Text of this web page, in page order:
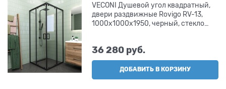
VECONI Душевой угол квадратный,
двери раздвижные Rovigo RV-13,
1000x1000x1950, черный, стекло
36 280 руб.
ДОБАВИТЬ В КОРЗИНУ